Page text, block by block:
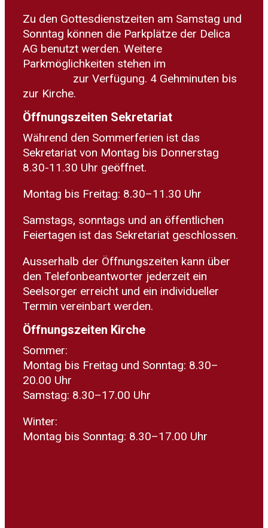
Zu den Gottesdienstzeiten am Samstag und
Sonntag können die Parkplätze der Delica
AG benutzt werden. Weitere
Parkmöglichkeiten stehen im
zur Verfügung. 4 Gehminuten bis
zur Kirche.
Öffnungszeiten Sekretariat
Während den Sommerferien ist das
Sekretariat von Montag bis Donnerstag
8.30-11.30 Uhr geöffnet.
Montag bis Freitag: 8.30–11.30 Uhr
Samstags, sonntags und an öffentlichen
Feiertagen ist das Sekretariat geschlossen.
Ausserhalb der Öffnungszeiten kann über
den Telefonbeantworter jederzeit ein
Seelsorger erreicht und ein individueller
Termin vereinbart werden.
Öffnungszeiten Kirche
Sommer:
Montag bis Freitag und Sonntag: 8.30–
20.00 Uhr
Samstag: 8.30–17.00 Uhr
Winter:
Montag bis Sonntag: 8.30–17.00 Uhr